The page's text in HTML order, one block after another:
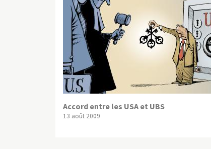
Accord entre les USA et UBS
13 août 2009